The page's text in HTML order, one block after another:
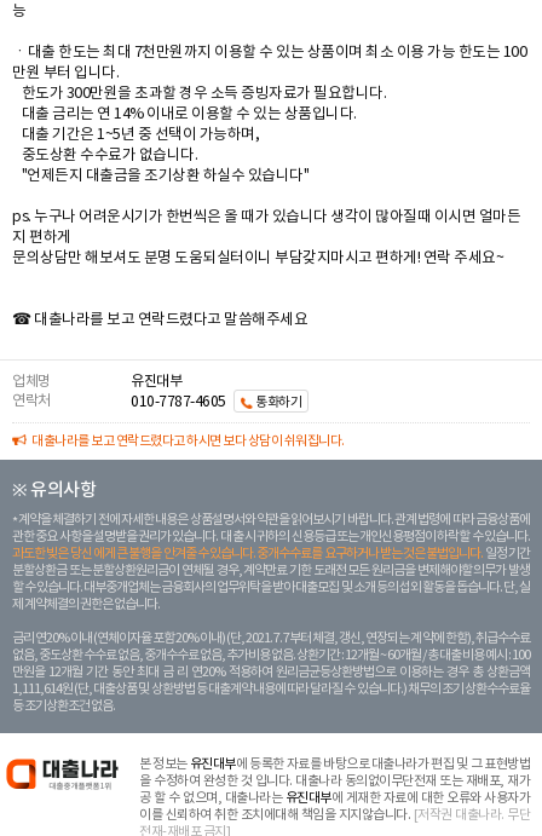
능
ㆍ대출 한도는 최대 7천만원까지 이용할 수 있는 상품이며 최소 이용 가능 한도는 100
만원 부터 입니다.
한도가 300만원을 초과할 경우 소득 증빙자료가 필요합니다.
대출 금리는 연 14% 이내로 이용할 수 있는 상품입니다.
대출 기간은 1~5년 중 선택이 가능하며,
중도상환 수수료가 없습니다.
"언제든지 대출금을 조기상환 하실수 있습니다"
ps. 누구나 어려운시기가 한번씩은 올 때가 있습니다 생각이 많아질때 이시면 얼마든
지 편하게
문의상담만 해보셔도 분명 도움되실터이니 부담갖지마시고 편하게! 연락 주세요~
☎ 대출나라를 보고 연락드렸다고 말씀해주세요
업체명
유진대부
연락처
010-7787-4605 통화하기
대출나라를 보고 연락드렸다고 하시면 보다 상담이 쉬워집니다.
※ 유의사항
계약을 체결하기 전에 자세한 내용은 상품설명서와 약관을 읽어보시기 바랍니다. 관계 법령에 따라 금융상품에
관한 중요 사항을 설명받을 권리가 있습니다. 대 출 시 귀하의 신용등급 또는 개인신용평점이 하락할 수 있습니다.
과도한 빚은 당신 에게 큰 불행을 안겨줄 수 있습니다. 중개수수료를 요구하거나 받는 것은 불법입니다. 일정 기간
분할상환금 또는 분할상환원리금이 연체될 경우, 계약만료 기한 도래전 모든 원리금을 변제해야할 의무가 발생
할 수 있습니다. 대부중개업체는 금융회사의 업무위탁을 받아 대출모집 및 소개 등의 섭외 활동을 돕습니다. 단, 실
제 계약체결의 권한은 없습니다.
금리 연20% 이내 (연체이자율 포함 20% 이내) (단, 2021. 7. 7부터 체결, 갱신, 연장되는 계 약에 한함), 취급수수료
없음, 중도상환 수수료 없음, 중개수수료 없음, 추가비용 없음. 상환기간 : 12개월 ~ 60개월 / 총 대출 비용 예시 : 100
만원을 12개월 기간 동안 최대 금 리 연20% 적용하여 원리금균등상환방법으로 이용하는 경우 총 상환금액
1,111,614원 (단, 대출상품 및 상환방법 등 대출계약 내용에 따라 달라질 수 있습니다.) 채무의 조기 상환수수료율
등 조기상환조건 없음.
본 정보는 유진대부에 등록한 자료를 바탕으로 대출나라가 편집 및 그 표현방법
을 수정하여 완성한 것 입니다. 대출나라 동의없이무단전재 또는 재배포, 재가
공 할 수 없으며, 대출나라는 유진대부에 게재한 자료에 대한 오류와 사용자가
이를 신뢰하여 취한 조치에대해 책임을 지지않습니다. [저작권 대출나라. 무단
전재-재배포 금지]